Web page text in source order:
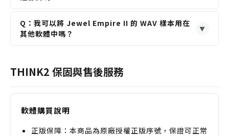
合。其直觀的介面與豐富的預設，能讓新手快速上手並
Q：我可以將 Jewel Empire II 的 WAV 樣本用在
其他軟體中嗎？
▼
接將它們導入到任何相容 WAV 格式的 DAW 或取樣器
中使用，增加了使用的靈活性。
THINK2 保固與售後服務
軟體購買說明
正版保障：本商品為原廠授權正版序號，保證可正常